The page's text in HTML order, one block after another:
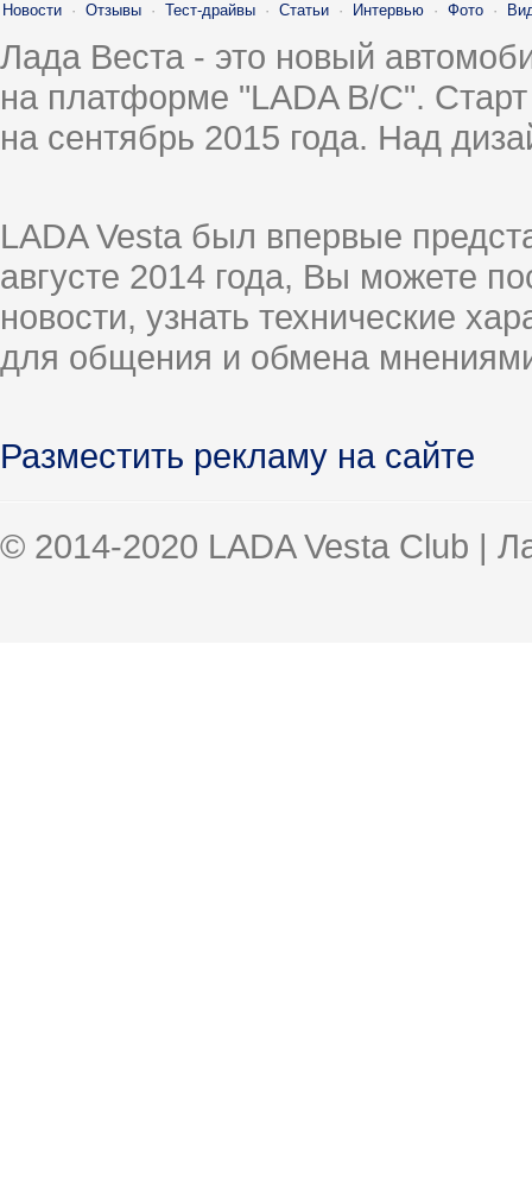
Новости · Отзывы · Тест-драйвы · Статьи · Интервью · Фото ·
Лада Веста - это новый
на платформе "LADA B/C".
на сентябрь 2015 года. Над
LADA Vesta был впервые
августе 2014 года, Вы можете
новости, узнать технические
для общения и обмена
Разместить рекламу на сайте
© 2014-2020 LADA Vesta Club |